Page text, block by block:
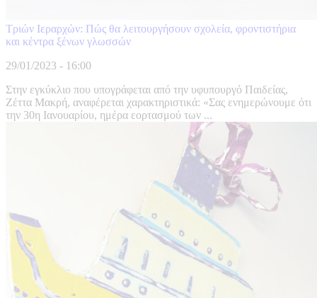
Τριών Ιεραρχών: Πώς θα λειτουργήσουν σχολεία, φροντιστήρια
και κέντρα ξένων γλωσσών
29/01/2023 - 16:00
Στην εγκύκλιο που υπογράφεται από την υφυπουργό Παιδείας,
Ζέττα Μακρή, αναφέρεται χαρακτηριστικά: «Σας ενημερώνουμε ότι
την 30η Ιανουαρίου, ημέρα εορτασμού των ...